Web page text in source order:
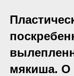
мякиша. О